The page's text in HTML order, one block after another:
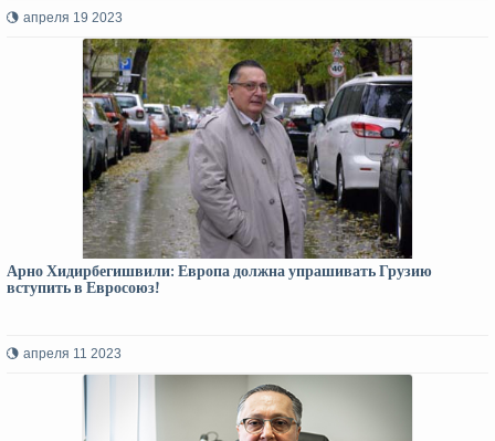
апреля 19 2023
Арно Хидирбегишвили: Европа должна упрашивать Грузию
вступить в Евросоюз!
апреля 11 2023